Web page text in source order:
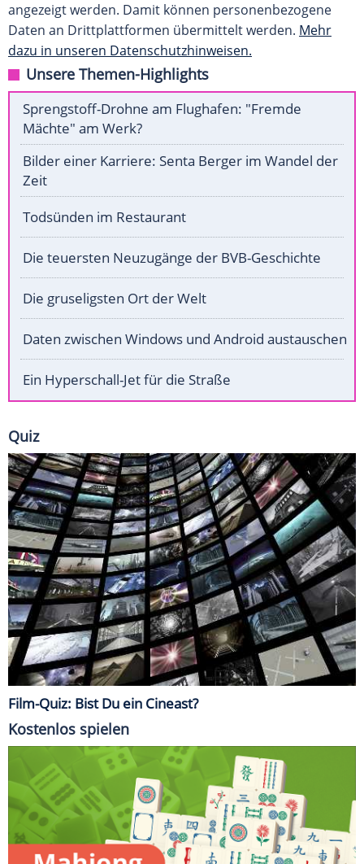
angezeigt werden. Damit können personenbezogene
Daten an Drittplattformen übermittelt werden. Mehr
dazu in unseren Datenschutzhinweisen.
Unsere Themen-Highlights
Sprengstoff-Drohne am Flughafen: "Fremde
Mächte" am Werk?
Bilder einer Karriere: Senta Berger im Wandel der
Zeit
Todsünden im Restaurant
Die teuersten Neuzugänge der BVB-Geschichte
Die gruseligsten Ort der Welt
Daten zwischen Windows und Android austauschen
Ein Hyperschall-Jet für die Straße
Quiz
Film-Quiz: Bist Du ein Cineast?
Kostenlos spielen